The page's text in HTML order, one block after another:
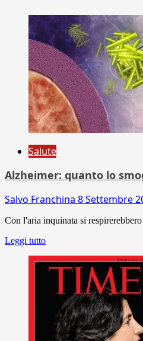
Salute
Alzheimer: quanto lo
Salvo Franchina 8 Settembre
Con l'aria inquinata si
Leggi tutto